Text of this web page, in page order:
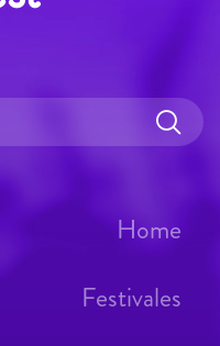
Home
Festivales